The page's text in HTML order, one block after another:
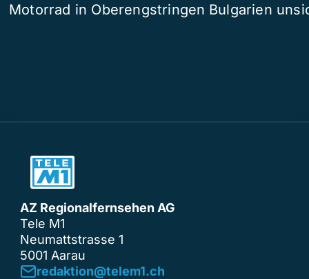
Motorrad in Oberengstringen Bulgarien
AZ Regionalfernsehen AG
Tele M1
Neumattstrasse 1
5001 Aarau
redaktion@telem1.ch